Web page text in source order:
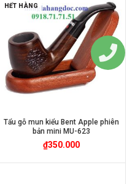
HẾT HÀNG
Tẩu gỗ mun kiểu Bent Apple phiên
bản mini MU-623
₫350.000